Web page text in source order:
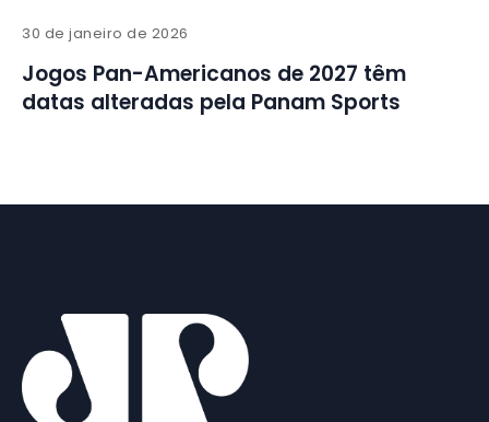
30 de janeiro de 2026
Jogos Pan-Americanos de 2027 têm
datas alteradas pela Panam Sports